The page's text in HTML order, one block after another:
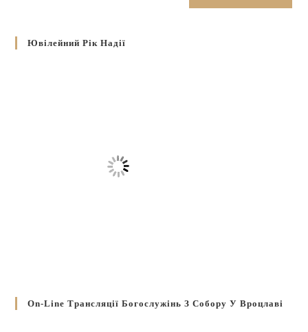
Ювілейний Рік Надії
On-Line Трансляції Богослужінь З Собору У Вроцлаві